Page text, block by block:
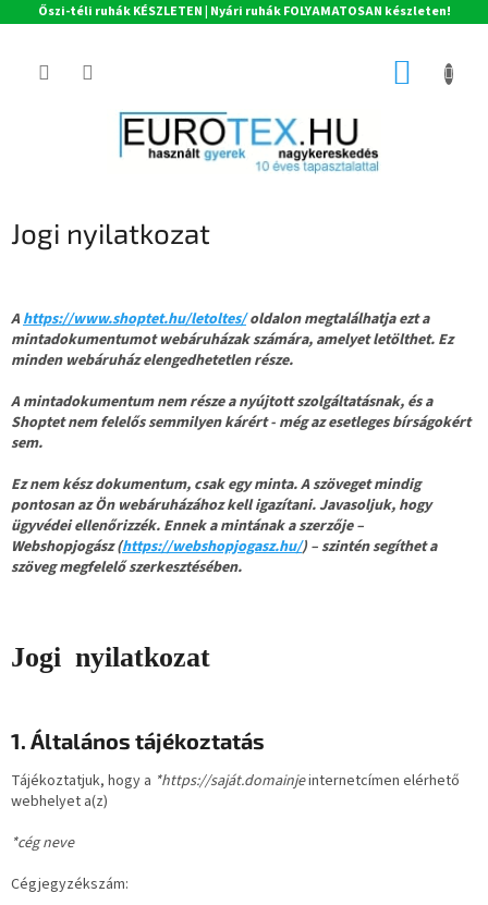
Őszi-téli ruhák KÉSZLETEN | Nyári ruhák FOLYAMATOSAN készleten!
KOSÁR
Jogi nyilatkozat
A https://www.shoptet.hu/letoltes/oldalon megtalálhatja ezt a
mintadokumentumot webáruházak számára, amelyet letölthet. Ez
minden webáruház elengedhetetlen része.
A mintadokumentum nem része a nyújtott szolgáltatásnak, és a
Shoptet nem felelős semmilyen kárért - még az esetleges bírságokért
sem.
Ez nem kész dokumentum, csak egy minta. A szöveget mindig
pontosan az Ön webáruházához kell igazítani. Javasoljuk, hogy
ügyvédei ellenőrizzék. Ennek a mintának a szerzője –
Webshopjogász (https://webshopjogasz.hu/) – szintén segíthet a
szöveg megfelelő szerkesztésében.
Jogi nyilatkozat
1. Általános tájékoztatás
Tájékoztatjuk, hogy a *https://saját.domainjeinternetcímen elérhető
webhelyet a(z)
*cég neve
Cégjegyzékszám: